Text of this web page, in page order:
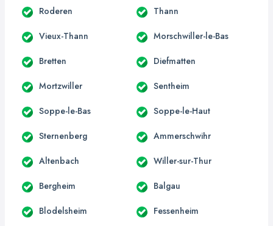
Roderen Thann
Vieux-Thann Morschwiller-le-Bas
Bretten Diefmatten
Mortzwiller Sentheim
Soppe-le-Bas Soppe-le-Haut
Sternenberg Ammerschwihr
Altenbach Willer-sur-Thur
Bergheim Balgau
Blodelsheim Fessenheim